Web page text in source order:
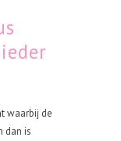
waarbij de
dan is